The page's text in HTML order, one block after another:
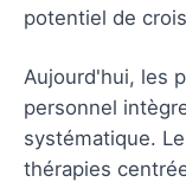
potentiel de
Aujourd'hui, les
personnel
systématique.
thérapies